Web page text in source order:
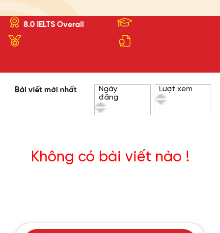
8.0 IELTS Overall
Bài viết mới nhất
Ngày
đăng
Lượt xem
Không có bài viết nào !